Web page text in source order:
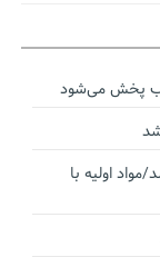
پخش می‌شود
مواد اولیه با